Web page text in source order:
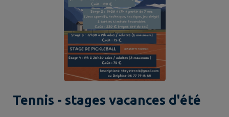
Tennis - stages vacances d'été